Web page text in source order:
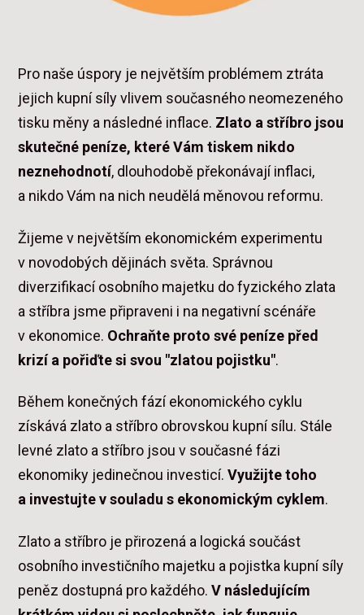
Pro naše úspory je největším problémem ztráta
jejich kupní síly vlivem současného neomezeného
tisku měny a následné inflace. Zlato a stříbro jsou
skutečné peníze, které Vám tiskem nikdo
neznehodnotí, dlouhodobě překonávají inflaci,
a nikdo Vám na nich neudělá měnovou reformu.
Žijeme v největším ekonomickém experimentu
v novodobých dějinách světa. Správnou
diverzifikací osobního majetku do fyzického zlata
a stříbra jsme připraveni i na negativní scénáře
v ekonomice. Ochraňte proto své peníze před
krizí a pořiďte si svou "zlatou pojistku".
Během konečných fází ekonomického cyklu
získává zlato a stříbro obrovskou kupní sílu. Stále
levné zlato a stříbro jsou v současné fázi
ekonomiky jedinečnou investicí.Využijte toho
a investujte v souladu s ekonomickým cyklem.
Zlato a stříbro je přirozená a logická součást
osobního investičního majetku a pojistka kupní síly
peněz dostupná pro každého.V následujícím